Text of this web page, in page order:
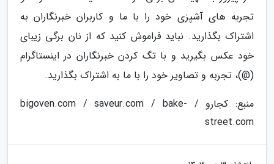
تجربه های آشپزی خود را با ما و کاربران خبرنگاران به
اشتراک بگذارید. نباید فراموش کنید که از نان برگی زیبای
خود عکس بگیرید و با تگ کردن خبرنگاران در اینستاگرام
(@)، تجربه و تصاویر خود را با ما به اشتراک بگذارید.
منبع: کجارو / bigoven.com / saveur.com / bake-
street.com